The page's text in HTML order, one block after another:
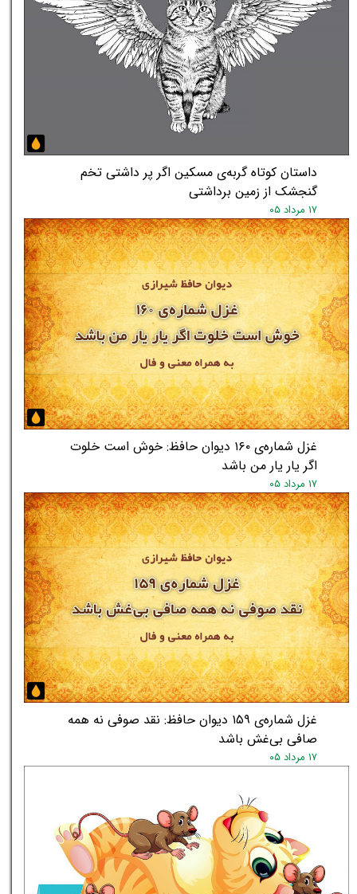
★★
داستان کوتاه گربه‌ی مسکین اگر پر داشتی تخم
گنجشک از زمین برداشتی
۱۷ مرداد ۰۵
غزل شماره‌ی ۱۶۰ دیوان حافظ: خوش است خلوت
اگر یار یار من باشد
۱۷ مرداد ۰۵
غزل شماره‌ی ۱۵۹ دیوان حافظ: نقد صوفی نه همه
صافی بی‌غش باشد
۱۷ مرداد ۰۵